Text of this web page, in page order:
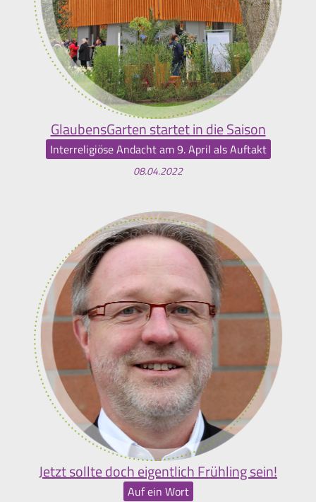
GlaubensGarten startet in die Saison
Interreligiöse Andacht am 9. April als Auftakt
08.04.2022
Jetzt sollte doch eigentlich Frühling sein!
Auf ein Wort